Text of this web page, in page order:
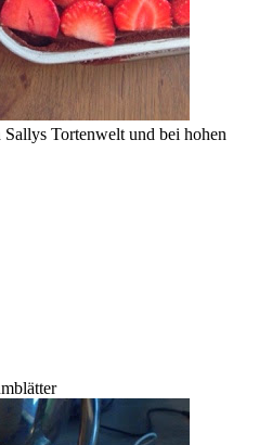
Tortenwelt und bei hohen